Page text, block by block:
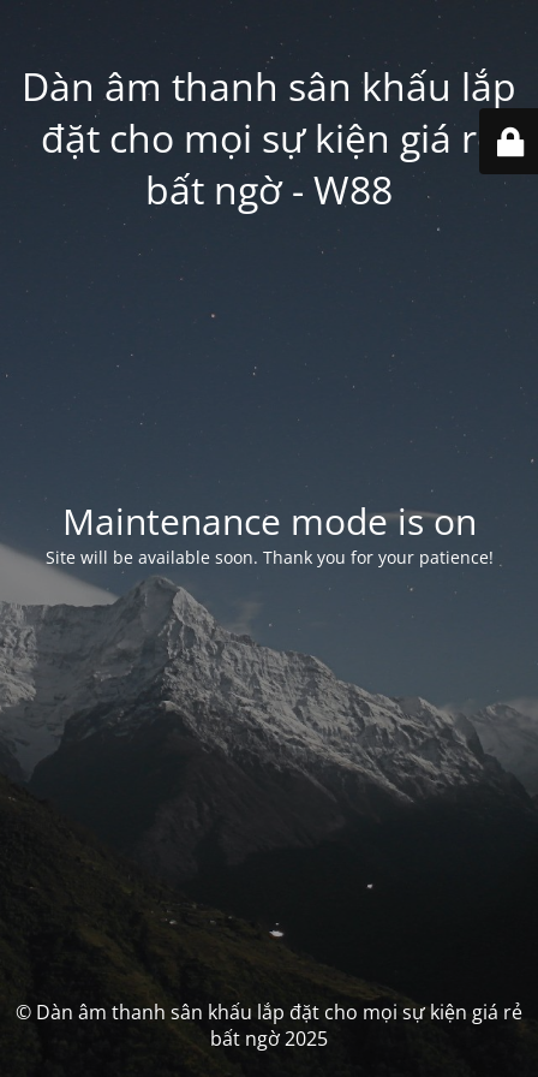
Dàn âm thanh sân khấu lắp
đặt cho mọi sự kiện giá rẻ
bất ngờ - W88
Maintenance mode is on
Site will be available soon. Thank you for your patience!
© Dàn âm thanh sân khấu lắp đặt cho mọi sự kiện giá rẻ
bất ngờ 2025